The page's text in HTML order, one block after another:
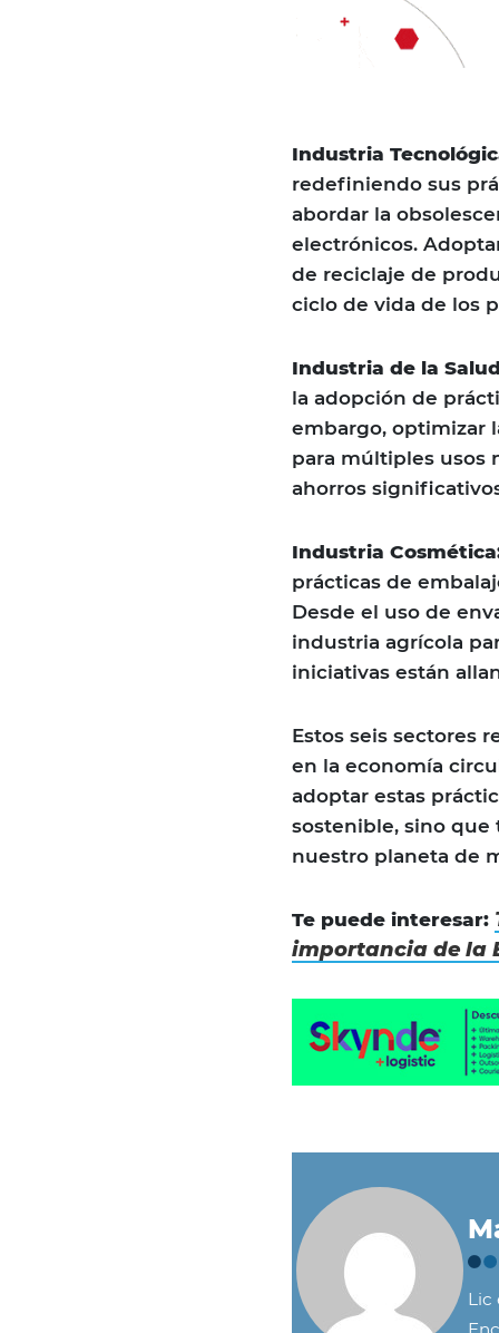
Industria
redefiniendo sus
abordar la
electrónicos.
de reciclaje de
ciclo de vida de los
Industria de la
la adopción de
embargo, optimizar
para múltiples usos
ahorros
Industria
prácticas de
Desde el uso de
industria agrícola
iniciativas están
Estos seis sectores
en la economía
adoptar estas
sostenible, sino que
nuestro planeta de
Te puede interesar:
importancia de la
Lic